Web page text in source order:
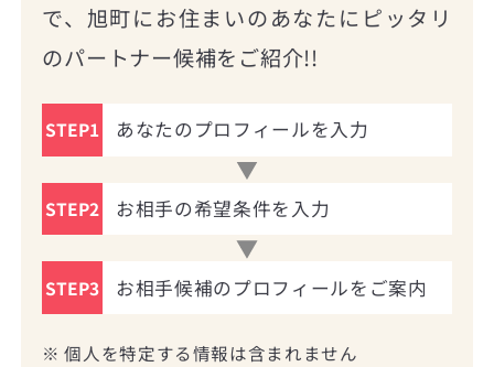
で、旭町にお住まいのあなたにピッタリ
のパートナー候補をご紹介!!
STEP1 あなたのプロフィールを入力
STEP2 お相手の希望条件を入力
STEP3 お相手候補のプロフィールをご案内
※ 個人を特定する情報は含まれません